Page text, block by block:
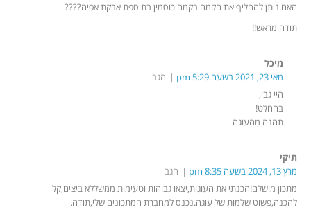
האם ניתן להחליף את הקמח בקמח כוסמין בתוספת אבקת אפיה????
תודה מראש!!
מיכל
מאי 23, 2021 בשעה 5:29 pm
הגב
היי גבי,
בהחלט!
תהנה מהעוגה
תיקי
מרץ 13, 2024 בשעה 8:35 pm
הגב
מתכון מושלם!הכנתי את העוגות,יצאו גבוהות וטעימות ממשללא ביצים,קל
להכנה,פשוט שלמות של עוגה.נכנס למחברת המתכונים שלי,תודה.